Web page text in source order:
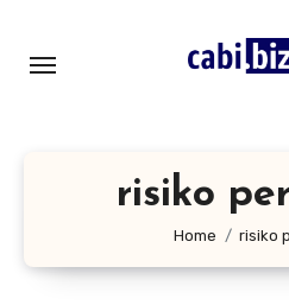
konten
risiko
Home risiko